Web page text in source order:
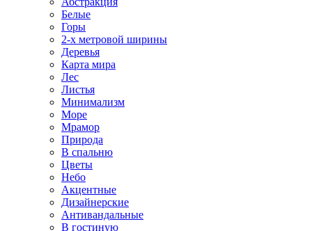
Белые
Горы
2-х метровой ширины
Деревья
Карта мира
Лес
Листья
Минимализм
Море
Мрамор
Природа
В спальню
Цветы
Небо
Акцентные
Дизайнерские
Антивандальные
В гостиную